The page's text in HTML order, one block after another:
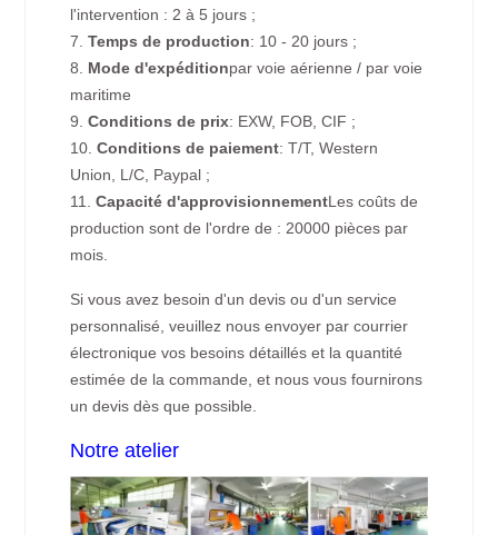
l'intervention : 2 à 5 jours ;
7.Temps de production: 10 - 20 jours ;
8. Mode d'expéditionpar voie aérienne / par voie
maritime
9.Conditions de prix: EXW, FOB, CIF ;
10.Conditions de paiement: T/T, Western
Union, L/C, Paypal ;
11.Capacité d'approvisionnementLes coûts de
production sont de l'ordre de : 20000 pièces par
mois.
Si vous avez besoin d'un devis ou d'un service
personnalisé, veuillez nous envoyer par courrier
électronique vos besoins détaillés et la quantité
estimée de la commande, et nous vous fournirons
un devis dès que possible.
Notre atelier